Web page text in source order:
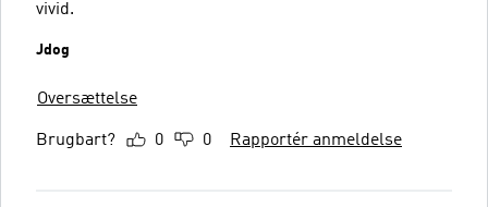
vivid.
Jdog
Oversættelse
Brugbart? 0 0 Rapportér anmeldelse